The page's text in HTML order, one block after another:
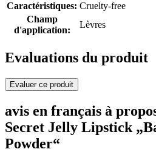
Caractéristiques: Cruelty-free
Champ
d'application:
Lèvres
Evaluations du produit
Evaluer ce produit
avis en français à
Secret Jelly Lipstick
Powder“